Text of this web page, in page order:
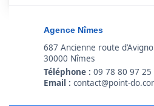
Agence Nîmes
687 Ancienne route
30000 Nîmes
Téléphone : 09 78 80 97 25
Email : contact@point-